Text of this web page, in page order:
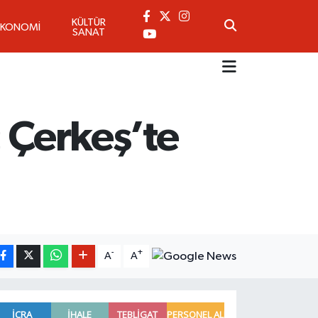
KÜLTÜR
SANAT
A- A+